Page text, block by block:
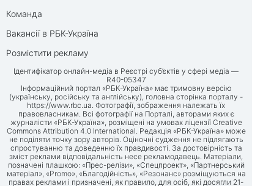
Команда
Вакансії в РБК-Україна
Розмістити рекламу
Ідентифікатор онлайн-медіа в Реєстрі суб’єктів у сфері медіа —
R40-05347
Інформаційний портал «РБК-Україна» має тримовну версію
(українську, російську та англійську), головна сторінка порталу -
https://www.rbc.ua . Фотографії, зображення належать їх
правовласникам. Всі фотографії на Порталі, авторами яких є
журналісти «РБК-Україна», розміщені на умовах ліцензії Creative
Commons Attribution 4.0 International. Редакція «РБК-Україна» може
не поділяти точку зору авторів. Оціночні судження не підлягають
спростуванню та доведенню їх правдивості. За достовірність та
зміст реклами відповідальність несе рекламодавець. Матеріали,
позначені плашкою: «Прес-релізи», «Спецпроект», «Партнерський
матеріал», «Promo», «Благодійність», «Резонанс» розміщуються на
правах реклами і призначені, як правило, для осіб, які досягли 21-